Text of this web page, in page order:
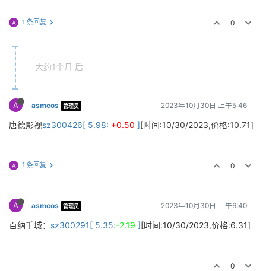
A 1 条回复 0
大约1个月 后
A asmcos 管理员 2023年10月30日 上午5:46
唐德影视sz300426[ 5.98: +0.50 ][时间:10/30/2023,价格:10.71]
A 1 条回复 0
A asmcos 管理员 2023年10月30日 上午6:40
百纳千城： sz300291[ 5.35:-2.19 ][时间:10/30/2023,价格:6.31]
0